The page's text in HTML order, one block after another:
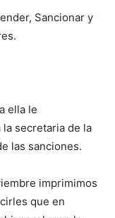
Sancionar y
ella le
secretaria de la
las sanciones.
imprimimos
que en